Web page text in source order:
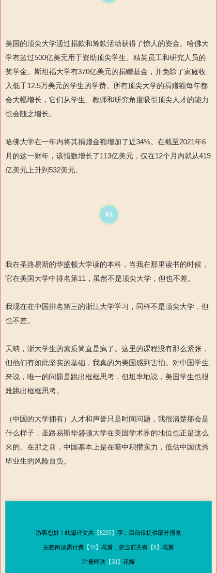
美国的顶尖大学通过捐款和筹款活动获得了惊人的资金。哈佛大
学有超过500亿美元用于资助顶尖学生、精英员工和研究人员的
奖学金。斯坦福大学有370亿美元的捐赠基金，并免除了家庭收
入低于12.5万美元的学生的学费。所有顶尖大学的捐赠额每年都
会大幅增长，它们从学生、教师和研究角度吸引顶尖人才的能力
也会随之增长。
哈佛大学在一年内将其捐赠金额增加了近34%。在截至2021年6
月的这一财年，该指数增长了113亿美元，仅在12个月内就从419
亿美元上升到532美元。
03
我在圣路易斯的华盛顿大学读的本科，当我在那里读书的时候，
它在美国大学中排名第11，虽然不是顶尖大学，但也不差。
我现在在中国排名第三的浙江大学学习，同样不是顶尖大学，但
也不差。
天呐，浙大学生的素质简直是疯了。这里的课程没有那么紧张，
但他们有如此坚实的基础，我真的为美国感到害怕。对中国学生
来说，唯一的问题是跳出框框思考，但坦率地说，美国学生也很
难跳出框框思考。
（中国的大学拥有）人才和声誉只是时间问题，我很清楚那会是
什么样子，圣路易斯华盛顿大学在美国学术界的地位也正是这么
来的。在那之前，中国基本上是在暗中积攒实力，低估中国优秀
毕业生的风险自负。
游客您好！此篇译文共 【8295】 字，目前仅提供部分预览
完整阅读需付费 【35】 花瓣，您当前共有 【0】 花瓣
注册即送 【50】 花瓣